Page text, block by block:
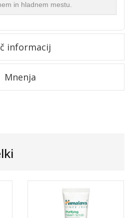
in hladnem mestu.
informacij
Mnenja